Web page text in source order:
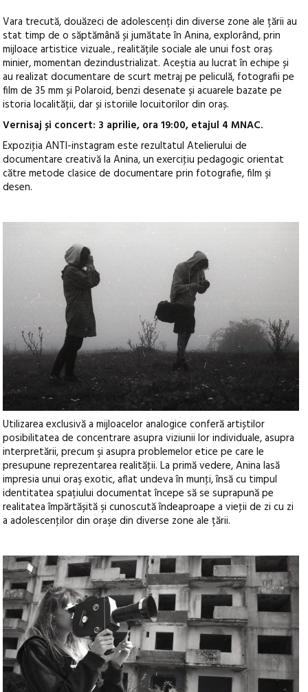
Vara trecută, douăzeci de adolescenți din diverse zone ale țării au
stat timp de o săptămână și jumătate în Anina, explorând, prin
mijloace artistice vizuale., realitățile sociale ale unui fost oraș
minier, momentan dezindustrializat. Aceștia au lucrat în echipe și
au realizat documentare de scurt metraj pe peliculă, fotografii pe
film de 35 mm și Polaroid, benzi desenate și acuarele bazate pe
istoria localității, dar și istoriile locuitorilor din oraș.
Vernisaj și concert: 3 aprilie, ora 19:00, etajul 4 MNAC.
Expoziţia ANTI-instagram este rezultatul Atelierului de
documentare creativă la Anina, un exerciţiu pedagogic orientat
către metode clasice de documentare prin fotografie, film şi
desen.
Utilizarea exclusivă a mijloacelor analogice conferă artiștilor
posibilitatea de concentrare asupra viziunii lor individuale, asupra
interpretării, precum şi asupra problemelor etice pe care le
presupune reprezentarea realităţii. La primă vedere, Anina lasă
impresia unui oraş exotic, aflat undeva în munţi, însă cu timpul
identitatea spațiului documentat începe să se suprapună pe
realitatea împărtășită şi cunoscută îndeaproape a vieţii de zi cu zi
a adolescenţilor din oraşe din diverse zone ale țării.